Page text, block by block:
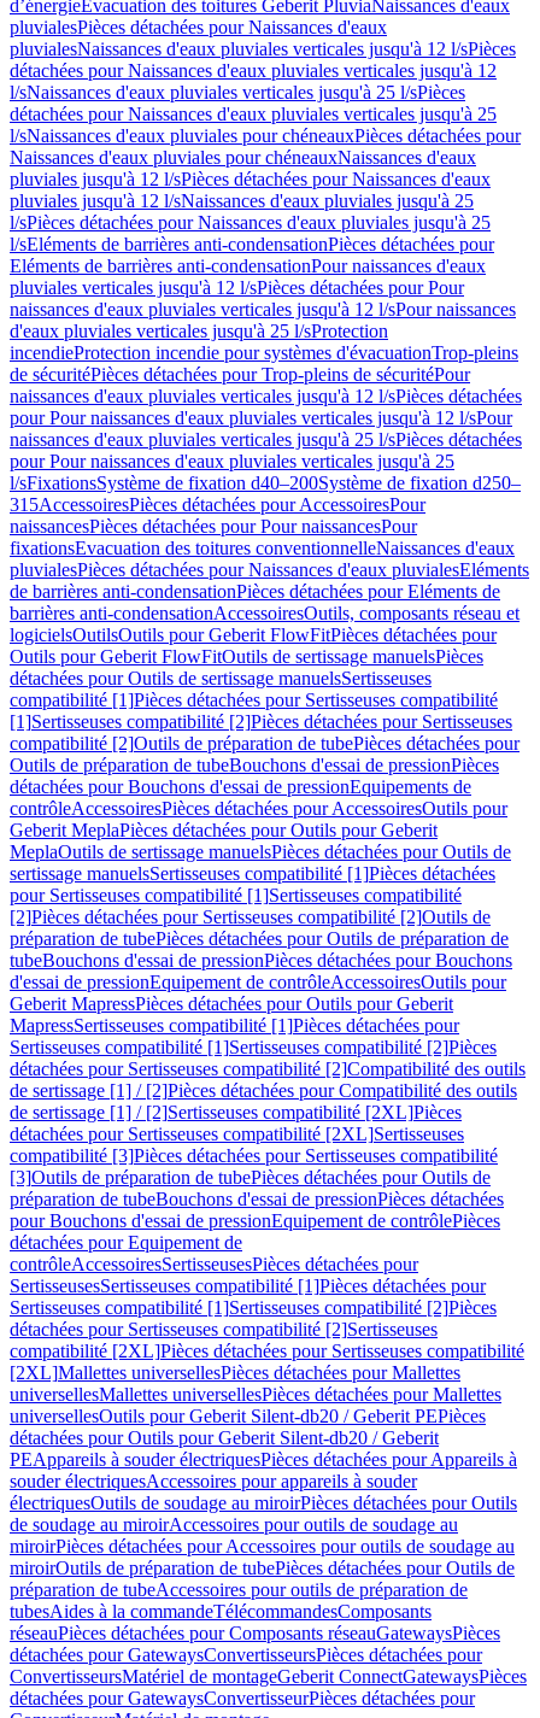
d’énergieEvacuation des toitures Geberit PluviaNaissances d'eaux
pluvialesPièces détachées pour Naissances d'eaux
pluvialesNaissances d'eaux pluviales verticales jusqu'à 12 l/sPièces
détachées pour Naissances d'eaux pluviales verticales jusqu'à 12
l/sNaissances d'eaux pluviales verticales jusqu'à 25 l/sPièces
détachées pour Naissances d'eaux pluviales verticales jusqu'à 25
l/sNaissances d'eaux pluviales pour chéneauxPièces détachées pour
Naissances d'eaux pluviales pour chéneauxNaissances d'eaux
pluviales jusqu'à 12 l/sPièces détachées pour Naissances d'eaux
pluviales jusqu'à 12 l/sNaissances d'eaux pluviales jusqu'à 25
l/sPièces détachées pour Naissances d'eaux pluviales jusqu'à 25
l/sEléments de barrières anti-condensationPièces détachées pour
Eléments de barrières anti-condensationPour naissances d'eaux
pluviales verticales jusqu'à 12 l/sPièces détachées pour Pour
naissances d'eaux pluviales verticales jusqu'à 12 l/sPour naissances
d'eaux pluviales verticales jusqu'à 25 l/sProtection
incendieProtection incendie pour systèmes d'évacuationTrop-pleins
de sécuritéPièces détachées pour Trop-pleins de sécuritéPour
naissances d'eaux pluviales verticales jusqu'à 12 l/sPièces détachées
pour Pour naissances d'eaux pluviales verticales jusqu'à 12 l/sPour
naissances d'eaux pluviales verticales jusqu'à 25 l/sPièces détachées
pour Pour naissances d'eaux pluviales verticales jusqu'à 25
l/sFixationsSystème de fixation d40–200Système de fixation d250–
315AccessoiresPièces détachées pour AccessoiresPour
naissancesPièces détachées pour Pour naissancesPour
fixationsEvacuation des toitures conventionnelleNaissances d'eaux
pluvialesPièces détachées pour Naissances d'eaux pluvialesEléments
de barrières anti-condensationPièces détachées pour Eléments de
barrières anti-condensationAccessoiresOutils, composants réseau et
logicielsOutilsOutils pour Geberit FlowFitPièces détachées pour
Outils pour Geberit FlowFitOutils de sertissage manuelsPièces
détachées pour Outils de sertissage manuelsSertisseuses
compatibilité [1]Pièces détachées pour Sertisseuses compatibilité
[1]Sertisseuses compatibilité [2]Pièces détachées pour Sertisseuses
compatibilité [2]Outils de préparation de tubePièces détachées pour
Outils de préparation de tubeBouchons d'essai de pressionPièces
détachées pour Bouchons d'essai de pressionEquipements de
contrôleAccessoiresPièces détachées pour AccessoiresOutils pour
Geberit MeplaPièces détachées pour Outils pour Geberit
MeplaOutils de sertissage manuelsPièces détachées pour Outils de
sertissage manuelsSertisseuses compatibilité [1]Pièces détachées
pour Sertisseuses compatibilité [1]Sertisseuses compatibilité
[2]Pièces détachées pour Sertisseuses compatibilité [2]Outils de
préparation de tubePièces détachées pour Outils de préparation de
tubeBouchons d'essai de pressionPièces détachées pour Bouchons
d'essai de pressionEquipement de contrôleAccessoiresOutils pour
Geberit MapressPièces détachées pour Outils pour Geberit
MapressSertisseuses compatibilité [1]Pièces détachées pour
Sertisseuses compatibilité [1]Sertisseuses compatibilité [2]Pièces
détachées pour Sertisseuses compatibilité [2]Compatibilité des outils
de sertissage [1] / [2]Pièces détachées pour Compatibilité des outils
de sertissage [1] / [2]Sertisseuses compatibilité [2XL]Pièces
détachées pour Sertisseuses compatibilité [2XL]Sertisseuses
compatibilité [3]Pièces détachées pour Sertisseuses compatibilité
[3]Outils de préparation de tubePièces détachées pour Outils de
préparation de tubeBouchons d'essai de pressionPièces détachées
pour Bouchons d'essai de pressionEquipement de contrôlePièces
détachées pour Equipement de
contrôleAccessoiresSertisseusesPièces détachées pour
SertisseusesSertisseuses compatibilité [1]Pièces détachées pour
Sertisseuses compatibilité [1]Sertisseuses compatibilité [2]Pièces
détachées pour Sertisseuses compatibilité [2]Sertisseuses
compatibilité [2XL]Pièces détachées pour Sertisseuses compatibilité
[2XL]Mallettes universellesPièces détachées pour Mallettes
universellesMallettes universellesPièces détachées pour Mallettes
universellesOutils pour Geberit Silent-db20 / Geberit PEPièces
détachées pour Outils pour Geberit Silent-db20 / Geberit
PEAppareils à souder électriquesPièces détachées pour Appareils à
souder électriquesAccessoires pour appareils à souder
électriquesOutils de soudage au miroirPièces détachées pour Outils
de soudage au miroirAccessoires pour outils de soudage au
miroirPièces détachées pour Accessoires pour outils de soudage au
miroirOutils de préparation de tubePièces détachées pour Outils de
préparation de tubeAccessoires pour outils de préparation de
tubesAides à la commandeTélécommandesComposants
réseauPièces détachées pour Composants réseauGatewaysPièces
détachées pour GatewaysConvertisseursPièces détachées pour
ConvertisseursMatériel de montageGeberit ConnectGatewaysPièces
détachées pour GatewaysConvertisseurPièces détachées pour